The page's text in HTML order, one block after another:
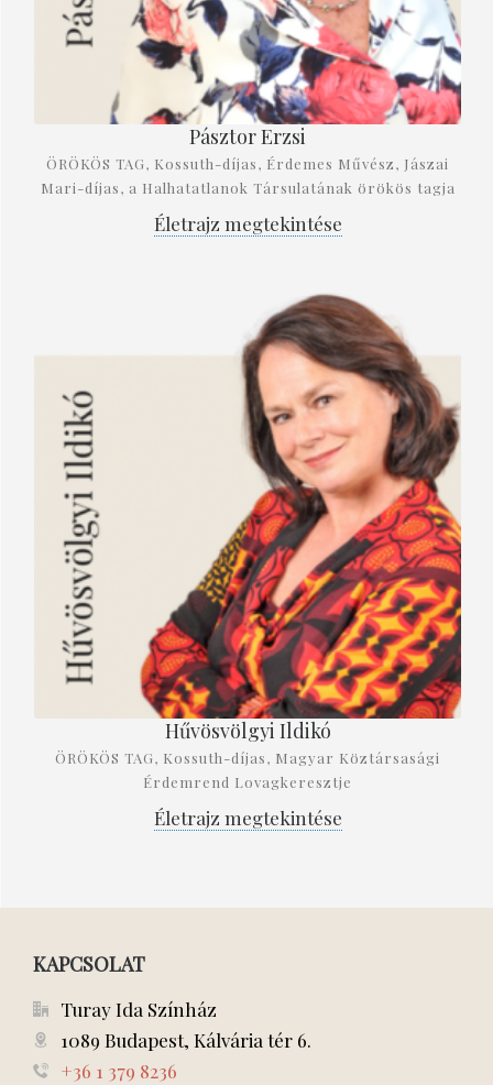
Pásztor Erzsi
ÖRÖKÖS TAG, Kossuth-díjas, Érdemes Művész, Jászai
Mari-díjas, a Halhatatlanok Társulatának örökös tagja
Életrajz megtekintése
Hűvösvölgyi Ildikó
ÖRÖKÖS TAG, Kossuth-díjas, Magyar Köztársasági
Érdemrend Lovagkeresztje
Életrajz megtekintése
KAPCSOLAT
Turay Ida Színház
1089 Budapest, Kálvária tér 6.
+36 1 379 8236